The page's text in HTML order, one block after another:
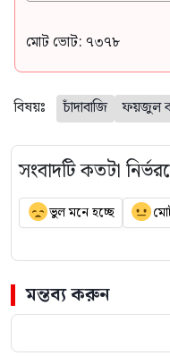
মোট ভোট: ৭৩৭৮
বিষয়ঃ চাঁদাবাজি ফয়জুল
সংবাদটি কতটা
ভুল মনে হচ্ছে
মন্তব্য করুন